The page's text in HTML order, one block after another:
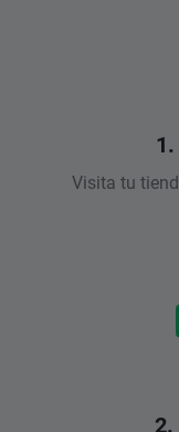
Visita tu
2.